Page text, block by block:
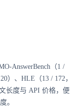
AnswerBench（1 /
）、HLE（13 / 172，
长度与 API 价格，便
。